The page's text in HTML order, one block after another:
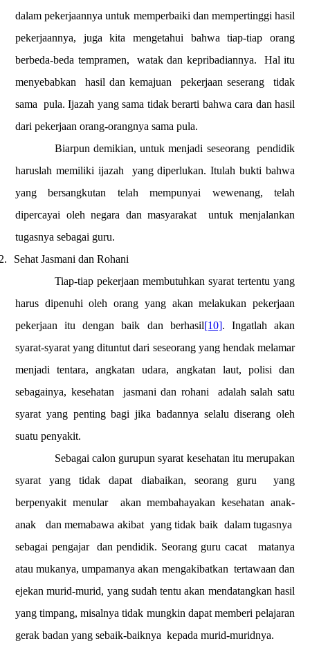
dalam pekerjaannya untuk memperbaiki dan mempertinggi hasil
pekerjaannya, juga kita mengetahui bahwa tiap-tiap orang
berbeda-beda tempramen,
watak dan kepribadiannya.
Hal itu
menyebabkan
hasil dan kemajuan pekerjaan seserang
tidak
sama pula. Ijazah yang sama tidak berarti bahwa cara dan hasil
dari pekerjaan orang-orangnya sama pula.
Biarpun demikian, untuk menjadi seseorang
pendidik
haruslah memiliki ijazah
yang diperlukan. Itulah bukti bahwa
yang bersangkutan telah mempunyai wewenang, telah
dipercayai oleh negara dan masyarakat
untuk menjalankan
tugasnya sebagai guru.
Sehat Jasmani dan Rohani
Tiap-tiap pekerjaan membutuhkan syarat tertentu yang
harus dipenuhi oleh orang yang akan melakukan pekerjaan
pekerjaan itu dengan baik dan berhasil[10]. Ingatlah akan
syarat-syarat yang dituntut dari seseorang yang hendak melamar
menjadi tentara, angkatan udara, angkatan laut, polisi dan
sebagainya, kesehatan
jasmani dan rohani
adalah salah satu
syarat yang penting bagi jika badannya selalu diserang oleh
suatu penyakit.
Sebagai calon gurupun syarat kesehatan itu merupakan
syarat yang tidak dapat diabaikan, seorang guru
yang
berpenyakit menular
akan membahayakan kesehatan anak-
anak
dan memabawa akibat yang tidak baik dalam tugasnya
sebagai pengajar
dan pendidik. Seorang guru cacat
matanya
atau mukanya, umpamanya akan mengakibatkan tertawaan dan
ejekan murid-murid, yang sudah tentu akan mendatangkan hasil
yang timpang, misalnya tidak mungkin dapat memberi pelajaran
gerak badan yang sebaik-baiknya kepada murid-muridnya.